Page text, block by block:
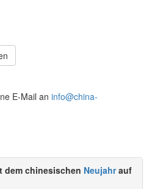
E-Mail an info@china-
dem chinesischen Neujahrauf